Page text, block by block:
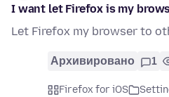
I want let Firefox is my
Let Firefox my browser to
Архивировано 1
Firefox for iOS